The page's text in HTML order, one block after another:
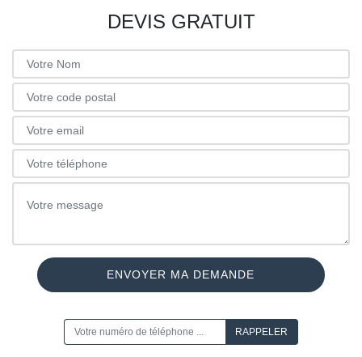
DEVIS GRATUIT